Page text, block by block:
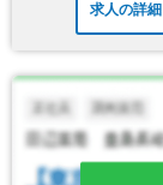
求人の詳